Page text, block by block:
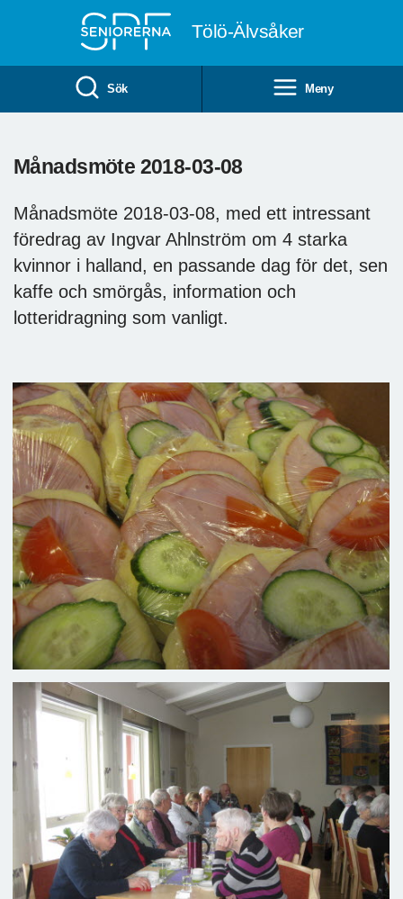
Tölö-Älvsåker
Sök Meny
Månadsmöte 2018-03-08
Månadsmöte 2018-03-08, med ett intressant
föredrag av Ingvar Ahlnström om 4 starka
kvinnor i halland, en passande dag för det, sen
kaffe och smörgås, information och
lotteridragning som vanligt.